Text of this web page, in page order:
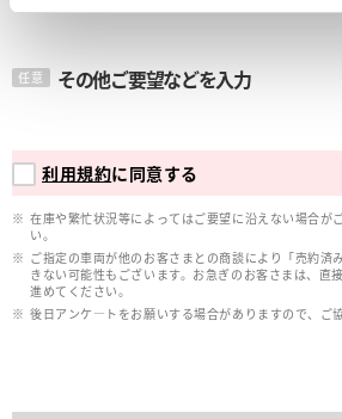
任意 その他ご要望などを入力
利用規約に同意する
在庫や繁忙状況等によってはご要望に沿えない場合が
い。
ご指定の車両が他のお客さまとの商談により「売約済
きない可能性もございます。お急ぎのお客さまは、直
進めてください。
後日アンケ―トをお願いする場合がありますので、ご